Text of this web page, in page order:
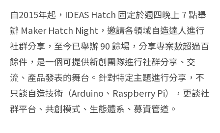
自2015年起，IDEAS Hatch 固定於週四晚上 7 點舉
辦 Maker Hatch Night，邀請各領域自造達人進行
社群分享，至今已舉辦 90 餘場，分享專案數超過百
餘件，是一個可提供新創團隊進行社群分享、交
流、產品發表的舞台。針對特定主題進行分享，不
只談自造技術（Arduino、Raspberry Pi），更談社
群平台、共創模式、生態體系、募資管道。